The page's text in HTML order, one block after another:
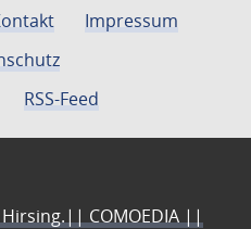
Impressum
RSS-Feed
COMOEDIA ||